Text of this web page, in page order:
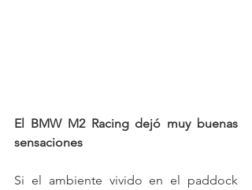
El BMW M2 Racing dejó muy buenas
sensaciones
Si el ambiente vivido en el paddock